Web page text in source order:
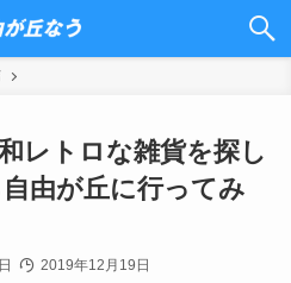
和レトロな雑貨を探し
由が丘に行ってみ
2019年12月19日